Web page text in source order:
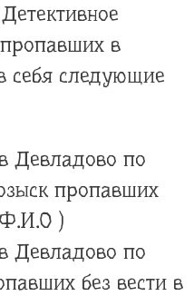
пропавших в
себя следующие
Девладово по
пропавших
)
Девладово по
без вести в